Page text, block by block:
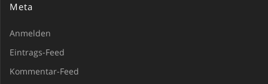
Meta
Anmelden
Eintrags-Feed
Kommentar-Feed